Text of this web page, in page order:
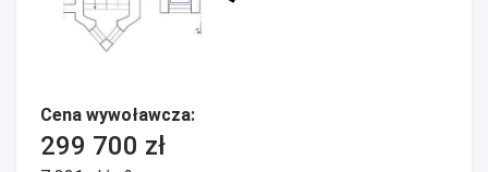
Cena wywoławcza:
299 700 zł